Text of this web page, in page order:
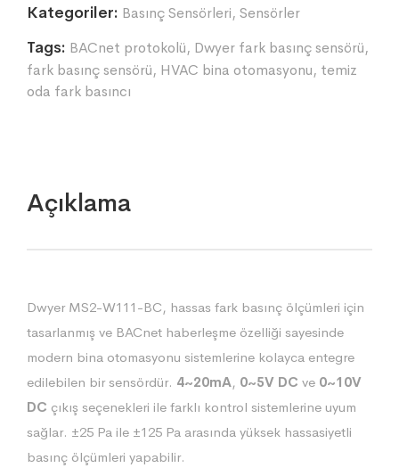
Kategoriler: Basınç Sensörleri, Sensörler
Tags: BACnet protokolü, Dwyer fark basınç sensörü,
fark basınç sensörü, HVAC bina otomasyonu, temiz
oda fark basıncı
Açıklama
Dwyer MS2-W111-BC, hassas fark basınç ölçümleri için
tasarlanmış ve BACnet haberleşme özelliği sayesinde
modern bina otomasyonu sistemlerine kolayca entegre
edilebilen bir sensördür. 4~20mA, 0~5V DC ve 0~10V
DC çıkış seçenekleri ile farklı kontrol sistemlerine uyum
sağlar. ±25 Pa ile ±125 Pa arasında yüksek hassasiyetli
basınç ölçümleri yapabilir.